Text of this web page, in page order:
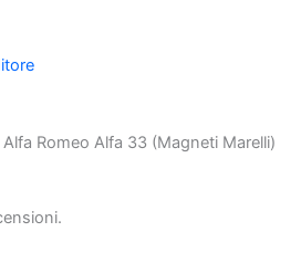
Romeo Alfa 33 (Magneti Marelli)